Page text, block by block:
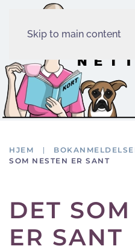
Skip to main content
HJEM
SOM NESTEN ER SANT
DET
ER SANT